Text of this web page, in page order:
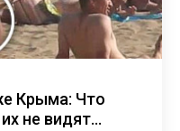
Крыма: Что
не видят...